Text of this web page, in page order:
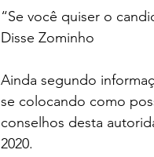
“Se você quiser o
Disse Zominho
Ainda segundo
se colocando como
conselhos desta
2020.